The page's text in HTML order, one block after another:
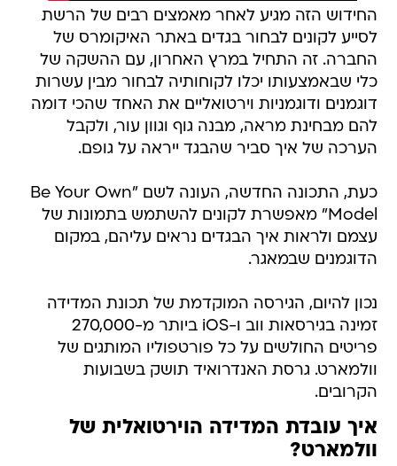
החידוש הזה מגיע לאחר מאמצים רבים של הרשת
לסייע לקונים לבחור בגדים באתר האיקומרס של
החברה. זה התחיל במרץ האחרון, עם ההשקה של
כלי שבאמצעותו יכלו לקוחותיה לבחור מבין עשרות
דוגמנים ודוגמניות וירטואליים את האחד שהכי דומה
להם מבחינת מראה, מבנה גוף וגוון עור, ולקבל
הערכה של איך סביר שהבגד ייראה על גופם.
כעת, התכונה החדשה, העונה לשם "Be Your Own
Model" מאפשרת לקונים להשתמש בתמונות של
עצמם ולראות איך הבגדים נראים עליהם, במקום
הדוגמנים שבמאגר.
נכון להיום, הגירסה המוקדמת של תכונת המדידה
זמינה בגירסאות ווב ו-iOS ביותר מ-270,000
פריטים החולשים על כל פורטפוליו המותגים של
וולמארט. גרסת האנדרואיד תושק בשבועות
הקרובים.
איך עובדת המדידה הוירטואלית של
וולמארט?